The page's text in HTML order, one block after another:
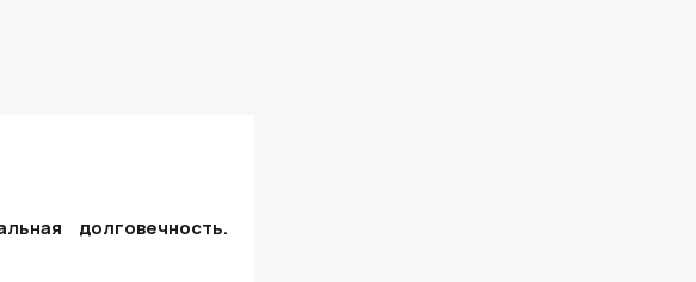
долговечность.